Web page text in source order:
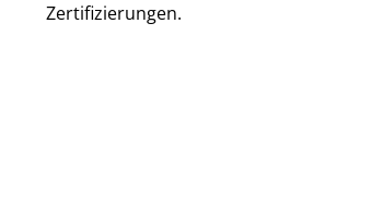
Zer­ti­fi­zie­run­gen.